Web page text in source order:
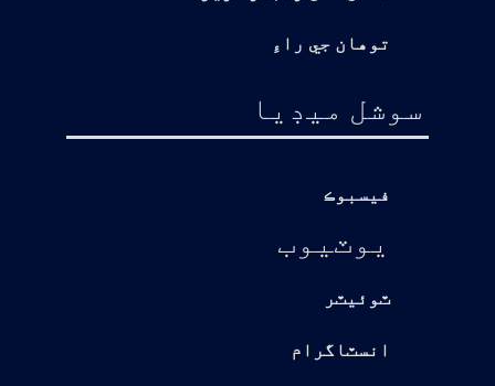
توهان جي راءِ
سوشل ميڊيا
فيسبوڪ
يوٽيوب
ٽوئيٽر
انسٽاگرام